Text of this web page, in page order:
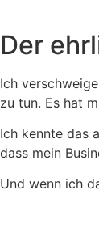
Der
Ich
zu tun. Es hat
Ich kennte das
dass mein
Und wenn ich